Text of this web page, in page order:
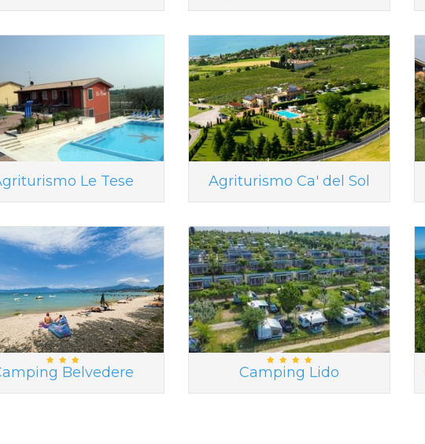
Le Tese Agriturismo Ca' del Sol
Belvedere Camping Lido